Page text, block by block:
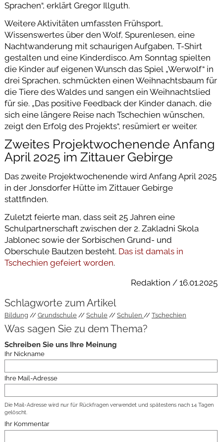
Sprachen“, erklärt Gregor Illguth.
Weitere Aktivitäten umfassten Frühsport,
Wissenswertes über den Wolf, Spurenlesen, eine
Nachtwanderung mit schaurigen Aufgaben, T-Shirt
gestalten und eine Kinderdisco. Am Sonntag spielten
die Kinder auf eigenen Wunsch das Spiel „Werwolf“ in
drei Sprachen, schmückten einen Weihnachtsbaum für
die Tiere des Waldes und sangen ein Weihnachtslied
für sie. „Das positive Feedback der Kinder danach, die
sich eine längere Reise nach Tschechien wünschen,
zeigt den Erfolg des Projekts“, resümiert er weiter.
Zweites Projektwochenende Anfang
April 2025 im Zittauer Gebirge
Das zweite Projektwochenende wird Anfang April 2025
in der Jonsdorfer Hütte im Zittauer Gebirge
stattfinden.
Zuletzt feierte man, dass seit 25 Jahren eine
Schulpartnerschaft zwischen der 2. Zakladni Skola
Jablonec sowie der Sorbischen Grund- und
Oberschule Bautzen besteht. Das ist damals in
Tschechien gefeiert worden.
Redaktion / 16.01.2025
Schlagworte zum Artikel
Bildung Grundschule Schule Schulen Tschechien
Was sagen Sie zu dem Thema?
Schreiben Sie uns Ihre Meinung
Ihr Nickname
Ihre Mail-Adresse
Die Mail-Adresse wird nur für Rückfragen verwendet und spätestens nach 14 Tagen
gelöscht.
Ihr Kommentar